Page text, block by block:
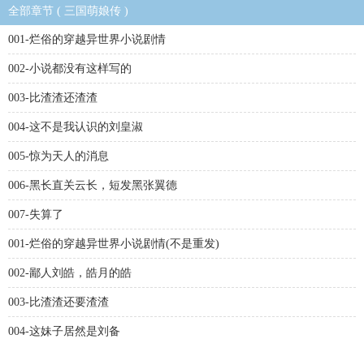
全部章节 ( 三国萌娘传 )
001-烂俗的穿越异世界小说剧情
002-小说都没有这样写的
003-比渣渣还渣渣
004-这不是我认识的刘皇淑
005-惊为天人的消息
006-黑长直关云长，短发黑张翼德
007-失算了
001-烂俗的穿越异世界小说剧情(不是重发)
002-鄙人刘皓，皓月的皓
003-比渣渣还要渣渣
004-这妹子居然是刘备